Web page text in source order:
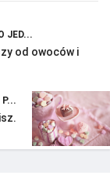
JED...
od owoców i
P...